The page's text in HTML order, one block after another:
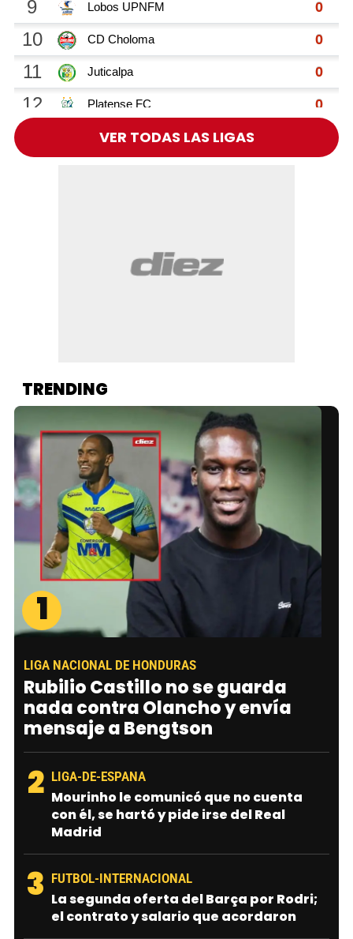
VER TODAS LAS LIGAS
TRENDING
1
LIGA NACIONAL DE HONDURAS
Rubilio Castillo no se guarda
nada contra Olancho y envía
mensaje a Bengtson
2 LIGA-DE-ESPANA
Mourinho le comunicó que no cuenta
con él, se hartó y pide irse del Real
Madrid
3 FUTBOL-INTERNACIONAL
La segunda oferta del Barça por Rodri;
el contrato y salario que acordaron